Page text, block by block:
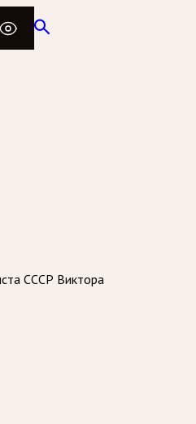
СССР Виктора